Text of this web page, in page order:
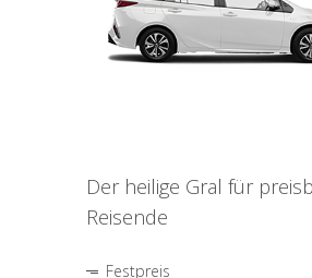
Der heilige Gral für
Reisende
Festpreis